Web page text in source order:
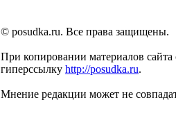
© posudka.ru. Все права защищены.
При копировании материалов сайта
гиперссылку http://posudka.ru.
Мнение редакции может не